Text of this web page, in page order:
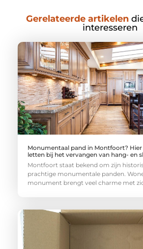
Gerelateerde artikelen
interesseren
Monumentaal pand in Montfoort?
letten bij het vervangen van hang- en
Montfoort staat bekend om zijn
prachtige monumentale panden.
monument brengt veel charme met